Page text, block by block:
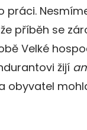
práci.
příběh se
Velké
žijí
obyvatel